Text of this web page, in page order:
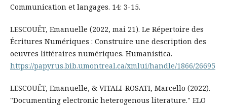
Communication et langages. 14: 3-15.
LESCOUËT, Emanuelle (2022, mai 21). Le Répertoire des
Écritures Numériques : Construire une description des
oeuvres littéraires numériques. Humanistica.
https://papyrus.bib.umontreal.ca/xmlui/handle/1866/26695
LESCOUËT, Emanuelle, & VITALI-ROSATI, Marcello (2022).
"Documenting electronic heterogenous literature." ELO